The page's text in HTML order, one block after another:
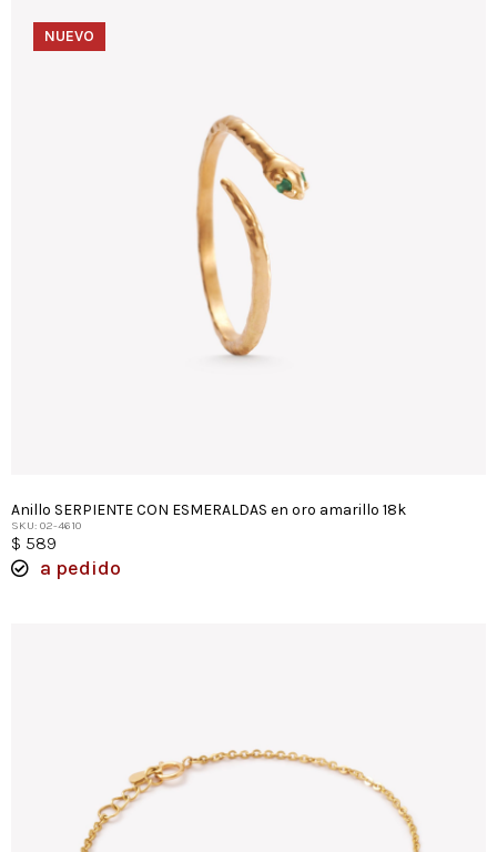
NUEVO
Anillo SERPIENTE CON ESMERALDAS en oro amarillo 18k
SKU: 02-4610
$ 589
a pedido